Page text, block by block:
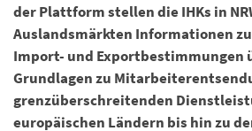
der Plattform stellen die IHKs in
Auslandsmärkten Informationen
Import- und Exportbestimmungen
Grundlagen zu
grenzüberschreitenden
europäischen Ländern bis hin zu